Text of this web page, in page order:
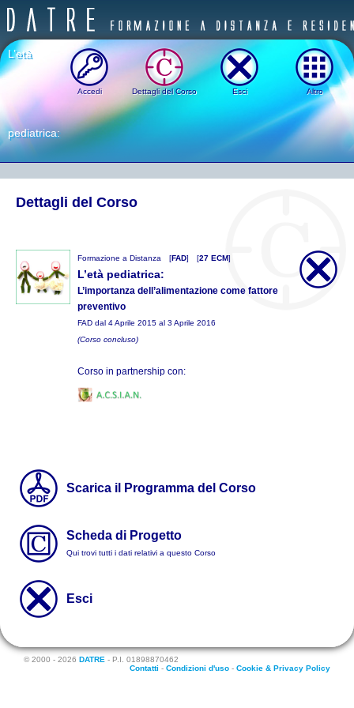
Accedi Dettagli del Corso Esci Altro
L’età
pediatrica:
Dettagli del Corso
Formazione a Distanza [FAD] [27 ECM]
L’età pediatrica:
L’importanza dell’alimentazione come fattore
preventivo
FAD dal 4 Aprile 2015 al 3 Aprile 2016
(Corso concluso)
Corso in partnership con:
Scarica il Programma del Corso
Scheda di Progetto
Qui trovi tutti i dati relativi a questo Corso
Esci
© 2000 - 2026 DATRE - P.I. 01898870462
Contatti - Condizioni d'uso - Cookie & Privacy Policy